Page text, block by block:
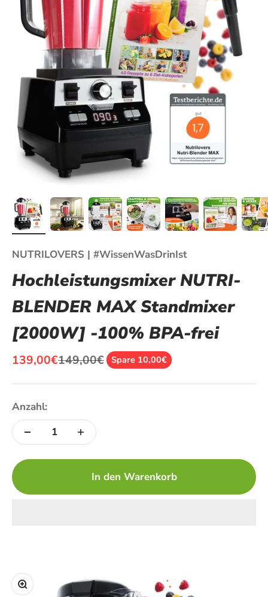
NUTRILOVERS | #WissenWasDrinIst
Hochleistungsmixer NUTRI-
BLENDER MAX Standmixer
[2000W] -100% BPA-frei
Angebot
139,00€Regulärer Preis
149,00€ Spare 10,00€
Anzahl:
In den Warenkorb
Bild vergrößern